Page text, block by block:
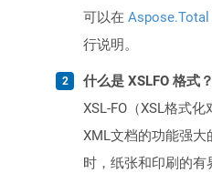
可以在
行说明。
什么是 XSLFO 格式？
XSL-FO（XSL格式
XML文档的功能强大
时，纸张和印刷的有